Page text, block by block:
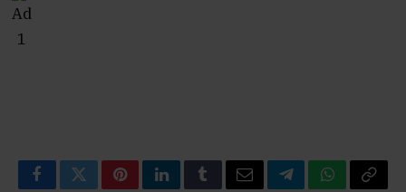
FacebookTwitterPinterestLinkedInTumblrEmailTelegramWhatsApp
Copy